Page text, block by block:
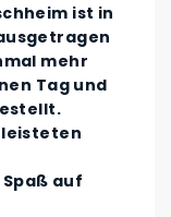
ist in
mehr
Tag und
leisteten
auf